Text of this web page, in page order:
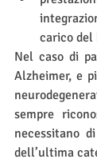
carico del
Nel caso di
Alzheimer, e
sempre
necessitano
dell’ultima